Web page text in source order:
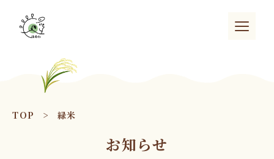
TOP > 緑米
お知らせ